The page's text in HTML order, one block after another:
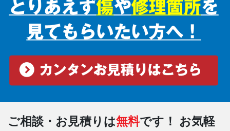
ご相談・お見積りは無料です！
お気軽